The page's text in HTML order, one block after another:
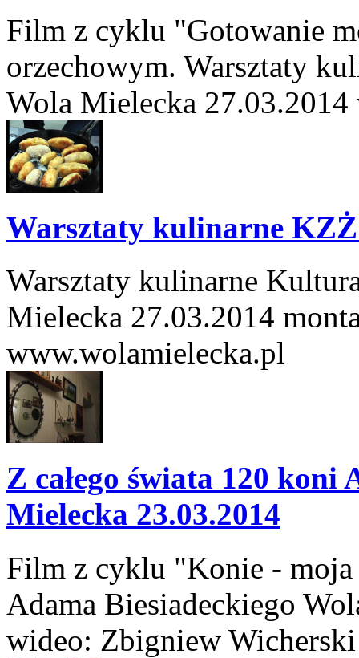
Film z cyklu "Gotowanie
orzechowym. Warsztaty
Wola Mielecka
Warsztaty kulinarne
Warsztaty kulinarne
Mielecka 27.03.2014
www.wolamielecka.pl
Z całego świata 120 koni
Mielecka 23.03.2014
Film z cyklu "Konie - moja
Adama Biesiadeckiego
wideo: Zbigniew